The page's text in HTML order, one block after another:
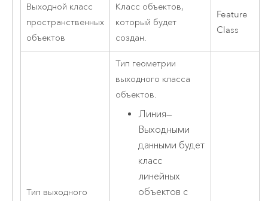
Выходной класс
пространственных
объектов
Класс объектов,
который будет
создан.
Feature
Class
Тип выходного
Тип геометрии
выходного класса
объектов.
Линия—
Выходными
данными будет
класс
линейных
объектов с